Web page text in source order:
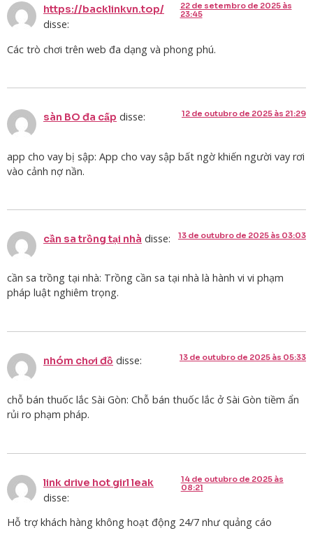
https://backlinkvn.top/
disse:
22 de setembro de 2025 às
23:45
Các trò chơi trên web đa dạng và phong phú.
sàn BO đa cấp disse: 12 de outubro de 2025 às 21:29
app cho vay bị sập: App cho vay sập bất ngờ khiến người vay rơi
vào cảnh nợ nần.
cần sa trồng tại nhà disse: 13 de outubro de 2025 às 03:03
cần sa trồng tại nhà: Trồng cần sa tại nhà là hành vi vi phạm
pháp luật nghiêm trọng.
nhóm chơi đồ disse: 13 de outubro de 2025 às 05:33
chỗ bán thuốc lắc Sài Gòn: Chỗ bán thuốc lắc ở Sài Gòn tiềm ẩn
rủi ro phạm pháp.
link drive hot girl leak
disse:
14 de outubro de 2025 às
08:21
Hỗ trợ khách hàng không hoạt động 24/7 như quảng cáo